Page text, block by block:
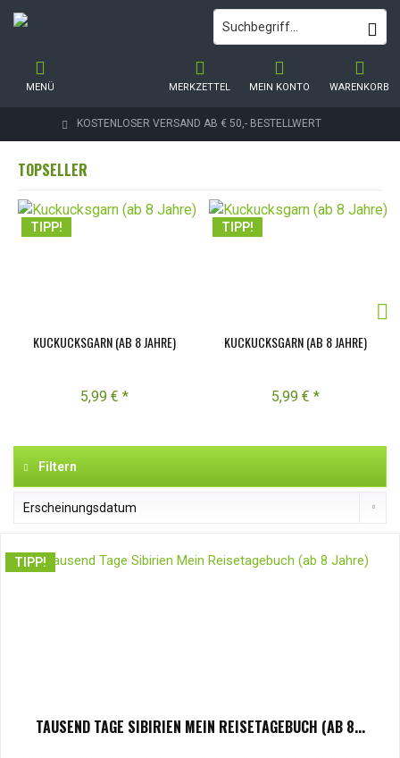
KOSTENLOSER VERSAND AB € 50,- BESTELLWERT
WARENKORB
MERKZETTEL MEIN KONTO
MENÜ
TOPSELLER
TIPP!
KUCKUCKSGARN (AB 8 JAHRE)
5,99 € *
TIPP!
KUCKUCKSGARN (AB 8 JAHRE)
5,99 € *
Filtern
TIPP!
TAUSEND TAGE SIBIRIEN MEIN REISETAGEBUCH (AB 8...